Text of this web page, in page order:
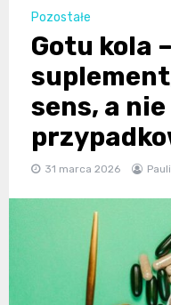
Pozostałe
Gotu kola
sens, a
31 marca 2026